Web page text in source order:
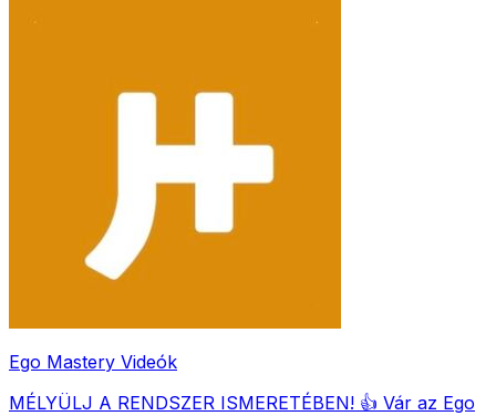
Ego Mastery Videók
MÉLYÜLJ A RENDSZER ISMERETÉBEN! 👍 Vár az Ego